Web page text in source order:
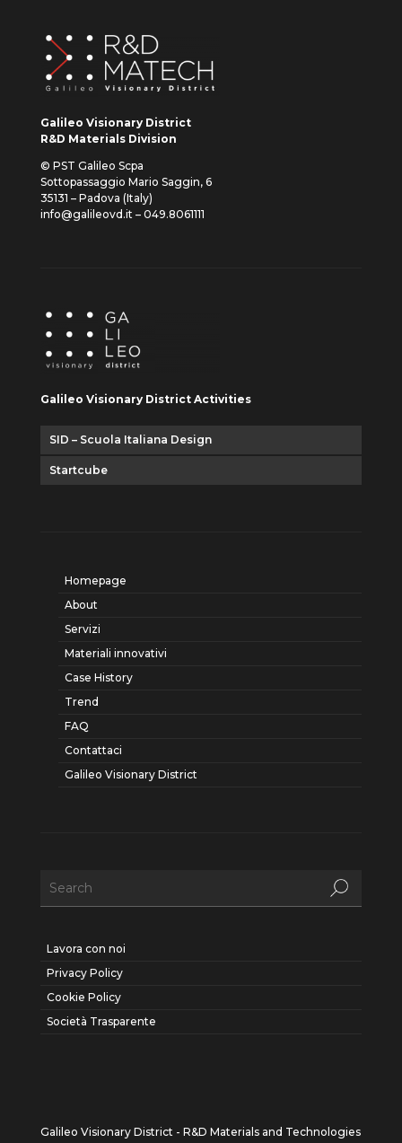
Galileo Visionary District
R&D Materials Division
© PST Galileo Scpa
Sottopassaggio Mario Saggin, 6
35131 – Padova (Italy)
info@galileovd.it – 049.8061111
Galileo Visionary District Activities
SID – Scuola Italiana Design
Startcube
Homepage
About
Servizi
Materiali innovativi
Case History
Trend
FAQ
Contattaci
Galileo Visionary District
Lavora con noi
Privacy Policy
Cookie Policy
Società Trasparente
Galileo Visionary District - R&D Materials and Technologies